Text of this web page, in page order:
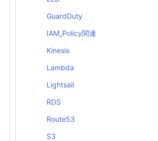
GuardDuty
IAM_Policy関連
Kinesis
Lambda
Lightsail
RDS
Route53
S3